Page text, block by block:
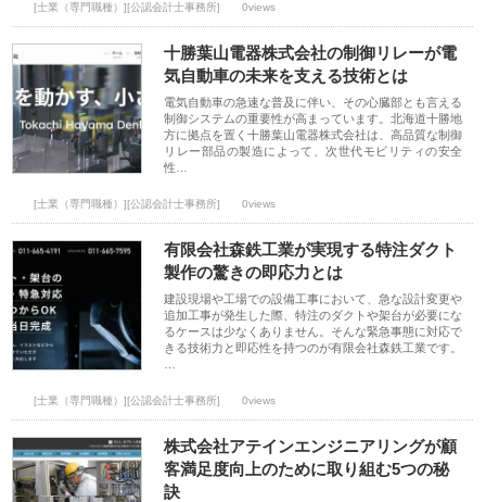
[士業（専門職種）][公認会計士事務所] 0views
十勝葉山電器株式会社の制御リレーが電
気自動車の未来を支える技術とは
電気自動車の急速な普及に伴い、その心臓部とも言える
制御システムの重要性が高まっています。北海道十勝地
方に拠点を置く十勝葉山電器株式会社は、高品質な制御
リレー部品の製造によって、次世代モビリティの安全
性…
[士業（専門職種）][公認会計士事務所] 0views
有限会社森鉄工業が実現する特注ダクト
製作の驚きの即応力とは
建設現場や工場での設備工事において、急な設計変更や
追加工事が発生した際、特注のダクトや架台が必要にな
るケースは少なくありません。そんな緊急事態に対応で
きる技術力と即応性を持つのが有限会社森鉄工業です。
[士業（専門職種）][公認会計士事務所] 0views
株式会社アテインエンジニアリングが顧
客満足度向上のために取り組む5つの秘
訣